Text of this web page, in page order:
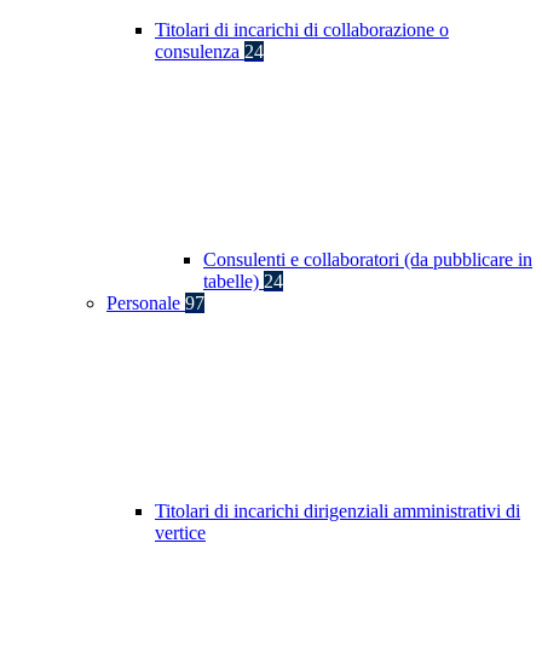
Titolari di incarichi di collaborazione o
consulenza 24
Consulenti e collaboratori (da pubblicare in
tabelle) 24
Personale 97
Titolari di incarichi dirigenziali amministrativi di
vertice